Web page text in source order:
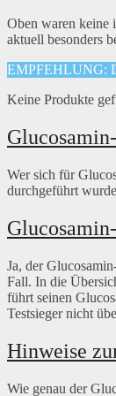
Oben waren keine
aktuell besonders
EMPFEHLUNG:
Keine Produkte
Wer sich für
durchgeführt
Ja, der
Fall. In die
führt seinen
Testsieger nicht
Hinweise
Wie genau der